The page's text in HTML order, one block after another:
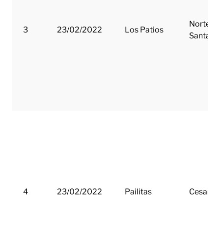
3 23/02/2022 Los Patios
Norte
4 23/02/2022 Pailitas Cesar